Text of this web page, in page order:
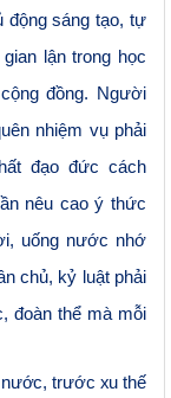
động sáng tạo, tự
lận trong học
đồng.
Người
nhiệm vụ phải
đạo đức cách
nêu cao ý thức
uống nước nhớ
chủ, kỷ luật phải
đoàn thể mà mỗi
nước, trước xu thế